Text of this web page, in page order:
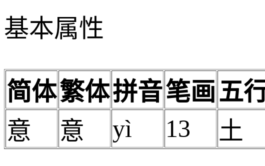
基本属性
简体繁体拼音笔画五
意
意 yì 13 土